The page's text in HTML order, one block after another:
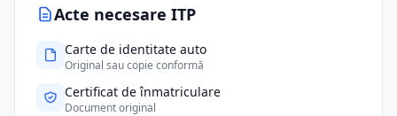
Acte necesare ITP
Carte de identitate auto
Original sau copie conformă
Certificat de înmatriculare
Document original